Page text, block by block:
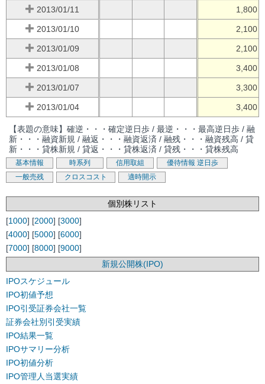
2013/01/11 1,800
2013/01/10 2,100
2013/01/09 2,100
2013/01/08 3,400
2013/01/07 3,300
2013/01/04 3,400
【表題の意味】確逆・・・確定逆日歩 / 最逆・・・最高逆日歩 / 融
新・・・融資新規 / 融返・・・融資返済 / 融残・・・融資残高 / 貸
新・・・貸株新規 / 貸返・・・貸株返済 / 貸残・・・貸株残高
基本情報 時系列 信用取組 優待情報 逆日歩
一般売残
クロスコスト 適時開示
個別株リスト
[1000] [2000] [3000]
[4000] [5000] [6000]
[7000] [8000] [9000]
新規公開株(IPO)
IPOスケジュール
IPO初値予想
IPO引受証券会社一覧
証券会社別引受実績
IPO結果一覧
IPOサマリー分析
IPO初値分析
IPO管理人当選実績